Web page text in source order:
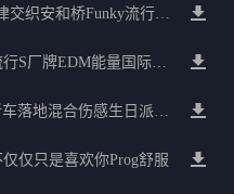
东南亚深情国语ProgHouse旋律交织安和桥Funky流行情怀串烧
巴西说唱珍藏旋律联合百大流行S厂牌EDM能量国际电音串烧
全英文Electro经典情怀祝贺新车落地混合伤感生日派对中文Club串烧
仅只是喜欢你Prog舒服